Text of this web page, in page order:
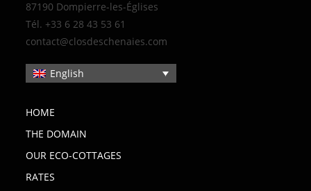
87190 Dompierre-les-Églises
Tél. +33 6 28 43 53 61
contact@closdeschenaies.com
English
HOME
THE DOMAIN
OUR ECO-COTTAGES
RATES